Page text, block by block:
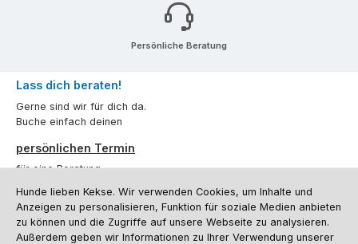
Persönliche Beratung
Lass dich beraten!
Gerne sind wir für dich da.
Buche einfach deinen
persönlichen Termin
für eine Beratung.
Oder über unserKontaktformular.
Vertrag widerrufen
Hunde lieben Kekse. Wir verwenden Cookies, um Inhalte und
Anzeigen zu personalisieren, Funktion für soziale Medien anbieten
zu können und die Zugriffe auf unsere Webseite zu analysieren.
Außerdem geben wir Informationen zu Ihrer Verwendung unserer